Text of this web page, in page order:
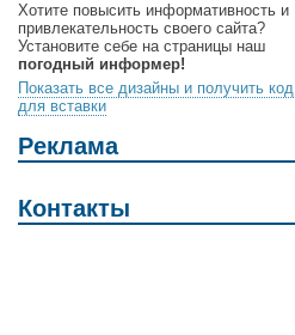
Хотите повысить информативность и
привлекательность своего сайта?
Установите себе на страницы наш
погодный информер!
Показать все дизайны и получить код
для вставки
Реклама
Контакты